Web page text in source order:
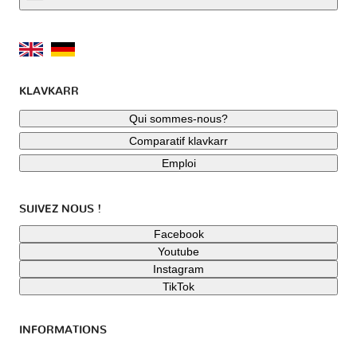
KLAVKARR
Qui sommes-nous?
Comparatif klavkarr
Emploi
SUIVEZ NOUS !
Facebook
Youtube
Instagram
TikTok
INFORMATIONS